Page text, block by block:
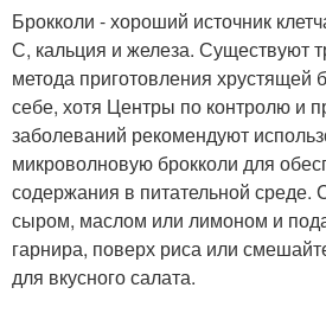
Брокколи - хороший источник
С, кальция и железа. Существуют
метода приготовления хрустящей
себе, хотя Центры по контролю и
заболеваний рекомендуют
микроволновую брокколи для
содержания в питательной среде.
сыром, маслом или лимоном и
гарнира, поверх риса или
для вкусного салата.